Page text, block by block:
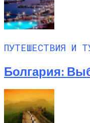
ПУТЕШЕСТВИЯ И
Болгария: